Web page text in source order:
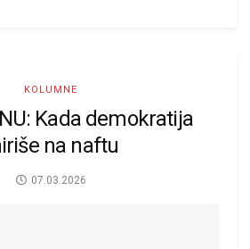
KOLUMNE
Kada demokratija
na naftu
07.03.2026